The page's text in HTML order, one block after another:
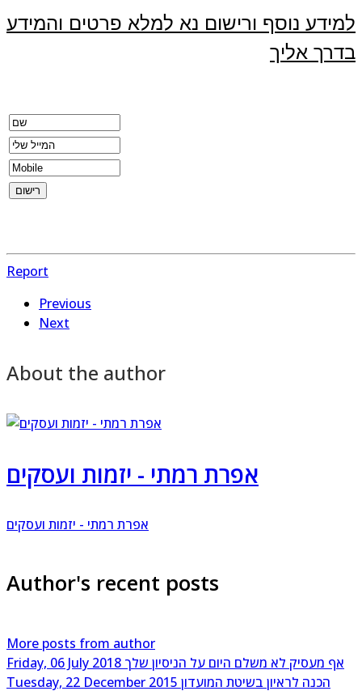
למידע נוסף ורישום נא למלא פרטים והמידע
בדרך אליך
Report
Previous
Next
About the author
אפרת רמתי - יזמות ועסקים
אפרת רמתי - יזמות ועסקים
Author's recent posts
More posts from author
Friday, 06 July 2018 אף מעסיק לא משלם היום על הניסיון שלך
Tuesday, 22 December 2015 הכנה לראיון בשיטת המועדון